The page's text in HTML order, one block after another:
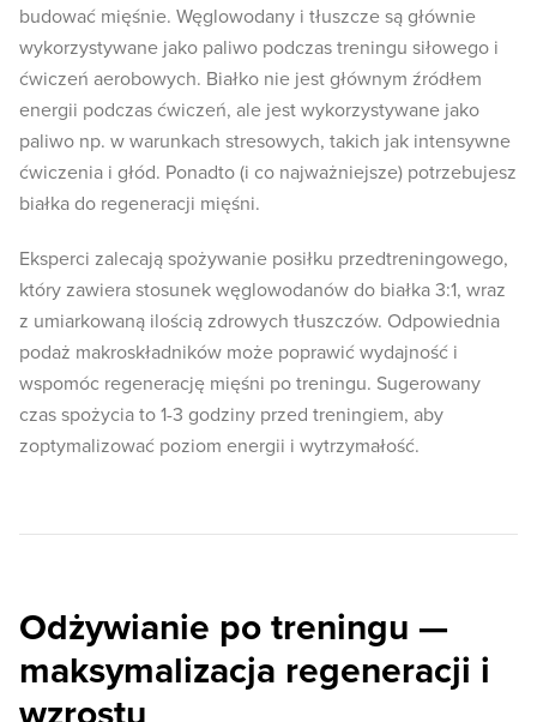
budować mięśnie. Węglowodany i tłuszcze są głównie
wykorzystywane jako paliwo podczas treningu siłowego i
ćwiczeń aerobowych. Białko nie jest głównym źródłem
energii podczas ćwiczeń, ale jest wykorzystywane jako
paliwo np. w warunkach stresowych, takich jak intensywne
ćwiczenia i głód. Ponadto (i co najważniejsze) potrzebujesz
białka do regeneracji mięśni.
Eksperci zalecają spożywanie posiłku przedtreningowego,
który zawiera stosunek węglowodanów do białka 3:1, wraz
z umiarkowaną ilością zdrowych tłuszczów. Odpowiednia
podaż makroskładników może poprawić wydajność i
wspomóc regenerację mięśni po treningu. Sugerowany
czas spożycia to 1-3 godziny przed treningiem, aby
zoptymalizować poziom energii i wytrzymałość.
Odżywianie po treningu —
maksymalizacja regeneracji i